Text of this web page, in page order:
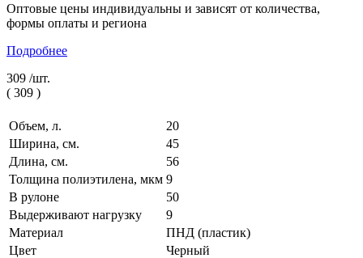
Оптовые цены индивидуальны и зависят от количества,
формы оплаты и региона
Подробнее
309 /шт.
( 309 )
Объем, л.
20
Ширина, см.
45
Длина, см.
56
Толщина полиэтилена, мкм 9
В рулоне
50
Выдерживают нагрузку
9
Материал
ПНД (пластик)
Цвет
Черный